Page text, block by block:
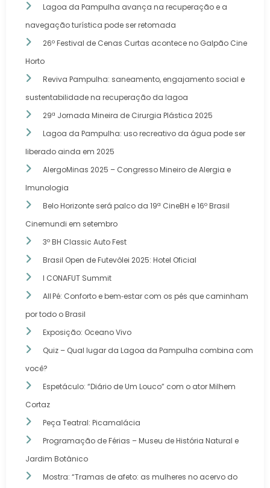
Lagoa da Pampulha avança na recuperação e a
navegação turística pode ser retomada
26º Festival de Cenas Curtas acontece no Galpão Cine
Horto
Reviva Pampulha: saneamento, engajamento social e
sustentabilidade na recuperação da lagoa
29ª Jornada Mineira de Cirurgia Plástica 2025
Lagoa da Pampulha: uso recreativo da água pode ser
liberado ainda em 2025
AlergoMinas 2025 – Congresso Mineiro de Alergia e
Imunologia
Belo Horizonte será palco da 19ª CineBH e 16º Brasil
Cinemundi em setembro
3º BH Classic Auto Fest
Brasil Open de Futevôlei 2025: Hotel Oficial
I CONAFUT Summit
All Pé: Conforto e bem‑estar com os pés que caminham
por todo o Brasil
Exposição: Oceano Vivo
Quiz – Qual lugar da Lagoa da Pampulha combina com
você?
Espetáculo: “Diário de Um Louco” com o ator Milhem
Cortaz
Peça Teatral: Picamalácia
Programação de Férias – Museu de História Natural e
Jardim Botânico
Mostra: “Tramas de afeto: as mulheres no acervo do